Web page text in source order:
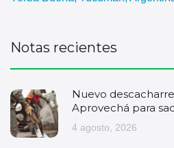
Notas recientes
Nuevo
Aprovechá para
4 agosto, 2026